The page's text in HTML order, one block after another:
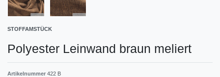
STOFFAMSTÜCK
Polyester Leinwand braun meliert
Artikelnummer 422 B